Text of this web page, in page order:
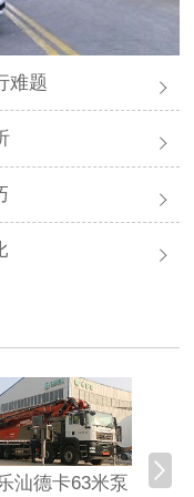
难题
汕德卡63米泵 科